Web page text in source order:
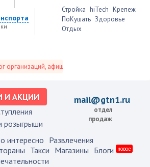
афиша событий и не только это.
Стройка hiTech Крепеж
ПоКушать Здоровье
Отдых
И АКЦИИ
розыгрыши
mail@gtn1.ru
отдел
продаж
интересно Развлечения
Такси Магазины Блоги новое